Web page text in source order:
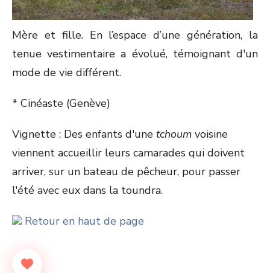
Mère et fille. En l’espace d’une génération, la
tenue vestimentaire a évolué, témoignant d'un
mode de vie différent.
* Cinéaste (Genève)
Vignette : Des enfants d'une tchoum voisine
viennent accueillir leurs camarades qui doivent
arriver, sur un bateau de pêcheur, pour passer
l'été avec eux dans la toundra.
Retour en haut de page